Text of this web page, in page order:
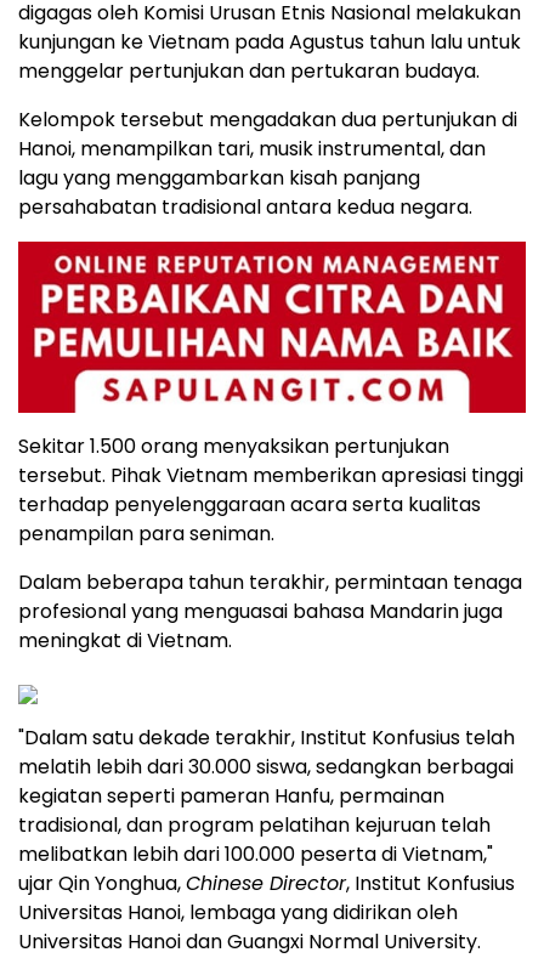
digagas oleh Komisi Urusan Etnis Nasional melakukan
kunjungan ke Vietnam pada Agustus tahun lalu untuk
menggelar pertunjukan dan pertukaran budaya.
Kelompok tersebut mengadakan dua pertunjukan di
Hanoi, menampilkan tari, musik instrumental, dan
lagu yang menggambarkan kisah panjang
persahabatan tradisional antara kedua negara.
Sekitar 1.500 orang menyaksikan pertunjukan
tersebut. Pihak Vietnam memberikan apresiasi tinggi
terhadap penyelenggaraan acara serta kualitas
penampilan para seniman.
Dalam beberapa tahun terakhir, permintaan tenaga
profesional yang menguasai bahasa Mandarin juga
meningkat di Vietnam.
"Dalam satu dekade terakhir, Institut Konfusius telah
melatih lebih dari 30.000 siswa, sedangkan berbagai
kegiatan seperti pameran Hanfu, permainan
tradisional, dan program pelatihan kejuruan telah
melibatkan lebih dari 100.000 peserta di Vietnam,"
ujar Qin Yonghua,Chinese Director, Institut Konfusius
Universitas Hanoi, lembaga yang didirikan oleh
Universitas Hanoi dan Guangxi Normal University.